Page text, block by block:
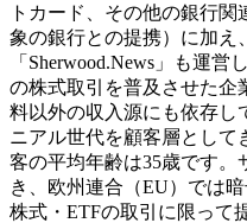
トカード、その他の銀行
象の銀行との提携）に加え
「Sherwood.News」も運
の株式取引を普及させた企
料以外の収入源にも依存し
ニアル世代を顧客層として
客の平均年齢は35歳です
き、欧州連合（EU）では
株式・ETFの取引に限って